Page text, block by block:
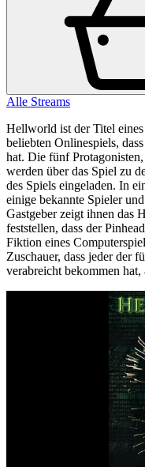
Alle Streams
Hellworld ist der Titel
beliebten Onlinespiels,
hat. Die fünf
werden über das Spiel zu
des Spiels eingeladen. In
einige bekannte Spieler
Gastgeber zeigt ihnen das
feststellen, dass der
Fiktion eines
Zuschauer, dass jeder der
verabreicht bekommen